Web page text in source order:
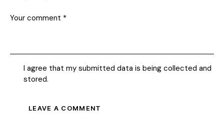
I agree that my submitted data is being collected and
stored.